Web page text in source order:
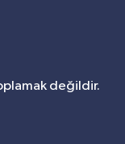
değildir.